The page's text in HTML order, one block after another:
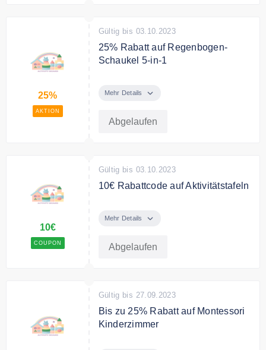
25%
AKTION
Gültig bis 03.10.2023
25% Rabatt auf Regenbogen-
Schaukel 5-in-1
25% rabattiert
Mehr Details
Abgelaufen
10€
COUPON
Gültig bis 03.10.2023
10€ Rabattcode auf Aktivitätstafeln
Motorik Brett
Mehr Details
Abgelaufen
Gültig bis 27.09.2023
Bis zu 25% Rabatt auf Montessori
Kinderzimmer